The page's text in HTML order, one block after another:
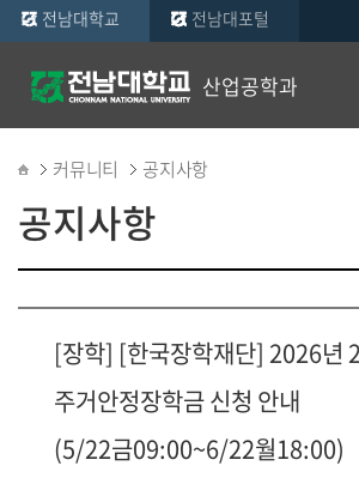
전남대학교 전남대포털
산업공학과
커뮤니티 공지사항
공지사항
[장학] [한국장학재단] 2026년
주거안정장학금 신청 안내
(5/22금09:00~6/22월18:00)